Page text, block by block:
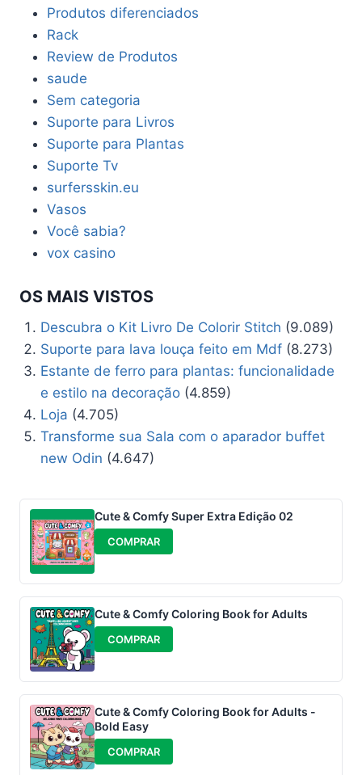
Produtos diferenciados
Rack
Review de Produtos
saude
Sem categoria
Suporte para Livros
Suporte para Plantas
Suporte Tv
surfersskin.eu
Vasos
Você sabia?
vox casino
OS MAIS VISTOS
Descubra o Kit Livro De Colorir Stitch (9.089)
Suporte para lava louça feito em Mdf (8.273)
Estante de ferro para plantas: funcionalidade
e estilo na decoração (4.859)
Loja (4.705)
Transforme sua Sala com o aparador buffet
new Odin (4.647)
Cute & Comfy Super Extra Edição 02
COMPRAR
Cute & Comfy Coloring Book for Adults
COMPRAR
Cute & Comfy Coloring Book for Adults -
Bold Easy
COMPRAR